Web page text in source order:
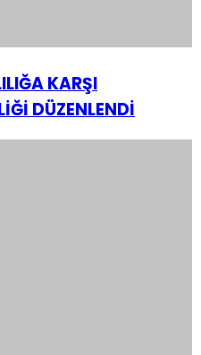
KARŞI
DÜZENLENDİ